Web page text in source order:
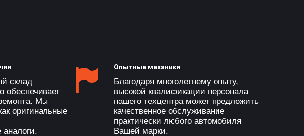
склад
обеспечивает
Мы
оригинальные
аналоги.
Опытные механики
Благодаря многолетнему опыту,
высокой квалификации персонала
нашего техцентра может предложить
качественное обслуживание
практически любого автомобиля
Вашей марки.